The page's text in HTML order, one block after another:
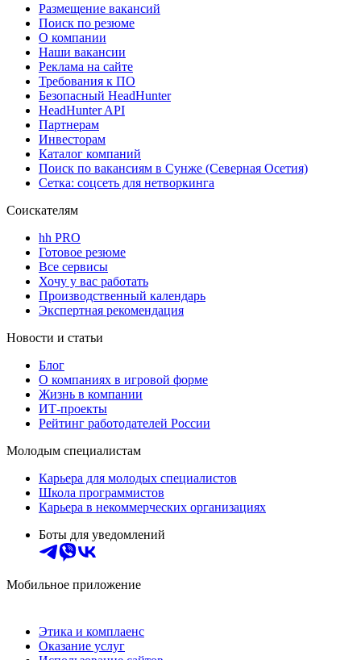
Размещение вакансий
Поиск по резюме
О компании
Наши вакансии
Реклама на сайте
Требования к ПО
Безопасный HeadHunter
HeadHunter API
Партнерам
Инвесторам
Каталог компаний
Поиск по вакансиям в Сунже (Северная Осетия)
Сетка: соцсеть для нетворкинга
Соискателям
hh PRO
Готовое резюме
Все сервисы
Хочу у вас работать
Производственный календарь
Экспертная рекомендация
Новости и статьи
Блог
О компаниях в игровой форме
Жизнь в компании
ИТ-проекты
Рейтинг работодателей России
Молодым специалистам
Карьера для молодых специалистов
Школа программистов
Карьера в некоммерческих организациях
Боты для уведомлений
Мобильное приложение
Этика и комплаенс
Оказание услуг